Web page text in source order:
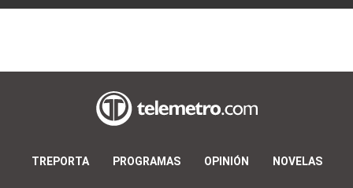
TREPORTA PROGRAMAS OPINIÓN NOVELAS